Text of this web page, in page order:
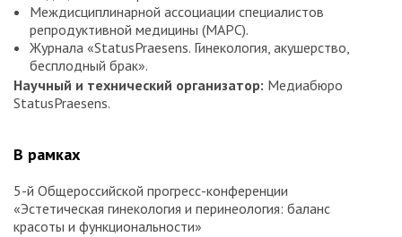
Междисциплинарной ассоциации специалистов
репродуктивной медицины (МАРС).
Журнала «StatusPraesens. Гинекология, акушерство,
бесплодный брак».
Научный и технический организатор: Медиабюро
StatusPraesens.
В рамках
5-й Общероссийской прогресс-конференции
«Эстетическая гинекология и перинеология: баланс
красоты и функциональности»